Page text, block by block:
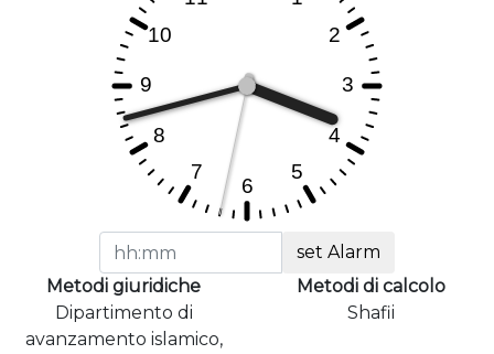
set Alarm
Metodi giuridiche
Dipartimento di
avanzamento islamico,
Metodi di calcolo
Shafii